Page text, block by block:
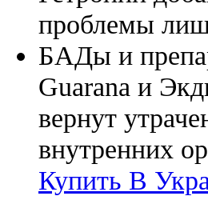
проблемы
БАДы и
Guarana и
вернут
внутренних
Купить В